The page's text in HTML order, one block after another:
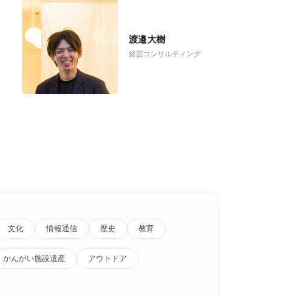
渡邉大樹
経営コンサルティング
文化 情報通信 歴史 教育
かんがい施設遺産 アウトドア